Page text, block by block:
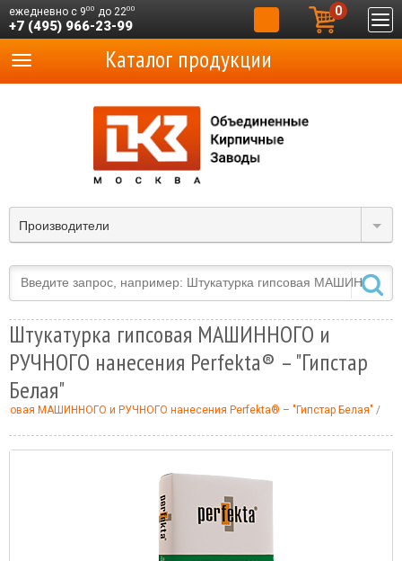
ежедневно с 900 до 2200
+7 (495) 966-23-99
0
Производители
Каталог продукции
Штукатурка гипсовая МАШИННОГО и
РУЧНОГО нанесения Perfekta® – "Гипстар
Белая"
МАШИННОГО и РУЧНОГО нанесения Perfekta® – "Гипстар Белая"